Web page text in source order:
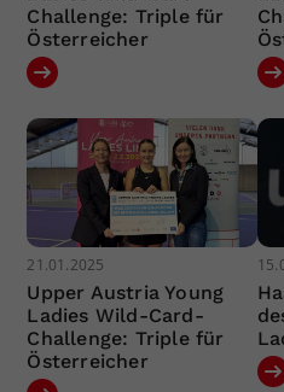
Challenge: Triple für
Österreicher
21.01.2025
Upper Austria Young
Ladies Wild-Card-
Challenge: Triple für
Österreicher